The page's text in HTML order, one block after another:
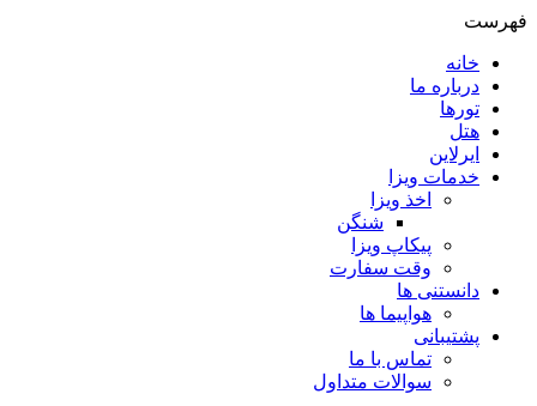
فهرست
خانه
درباره ما
تورها
هتل
ایرلاین
خدمات ویزا
اخذ ویزا
شنگن
پیکاپ ویزا
وقت سفارت
دانستنی ها
هواپیما ها
پشتیبانی
تماس با ما
سوالات متداول